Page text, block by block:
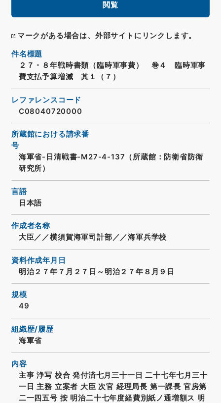
閲覧
マークがある場合は、外部サイトにリンクします。
件名標題
２７・８年戦時書類（臨時軍事費） 巻４ 臨時軍事
費支払予算増減 其１（７）
レファレンスコード
C08040720000
所蔵館における請求番
号
海軍省-日清戦書-M27-4-137（所蔵館：防衛省防衛
研究所）
言語
日本語
作成者名称
大臣／／横須賀海軍司計部／／海軍兵学校
資料作成年月日
明治２７年７月２７日～明治２７年８月９日
規模
49
組織歴/履歴
海軍省
内容
主事 浄写 校合 発付済七月三十一日 二十七年七月三十
一日 主務 立案者 大臣 次官 経理局長 第一課長 官房第
二一四五号 按 明治二十七年度経費別紙ノ通増額ス 明